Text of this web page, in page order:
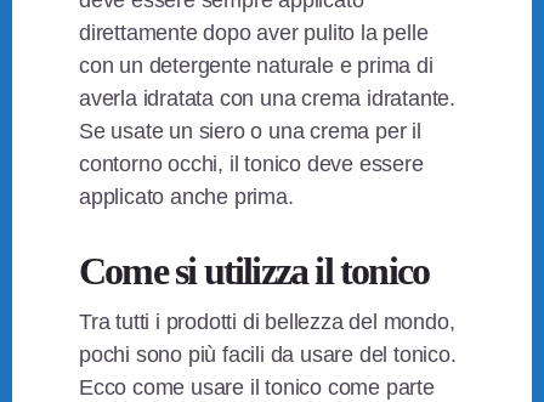
direttamente dopo aver pulito la pelle
con un detergente naturale e prima di
averla idratata con una crema idratante.
Se usate un siero o una crema per il
contorno occhi, il tonico deve essere
applicato anche prima.
Come si utilizza il tonico
Tra tutti i prodotti di bellezza del mondo,
pochi sono più facili da usare del tonico.
Ecco come usare il tonico come parte